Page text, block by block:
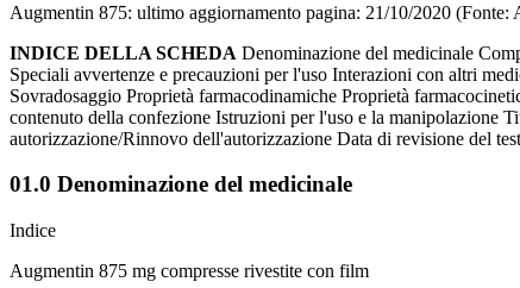
Augmentin 875: ultimo aggiornamento pagina: 21/10/2020 (Fonte:
INDICE DELLA SCHEDA Denominazione del medicinale
Speciali avvertenze e precauzioni per l'uso Interazioni con altri
Sovradosaggio Proprietà farmacodinamiche Proprietà
contenuto della confezione Istruzioni per l'uso e la manipolazione
autorizzazione/Rinnovo dell'autorizzazione Data di revisione del
01.0 Denominazione del medicinale
Indice
Augmentin 875 mg compresse rivestite con film